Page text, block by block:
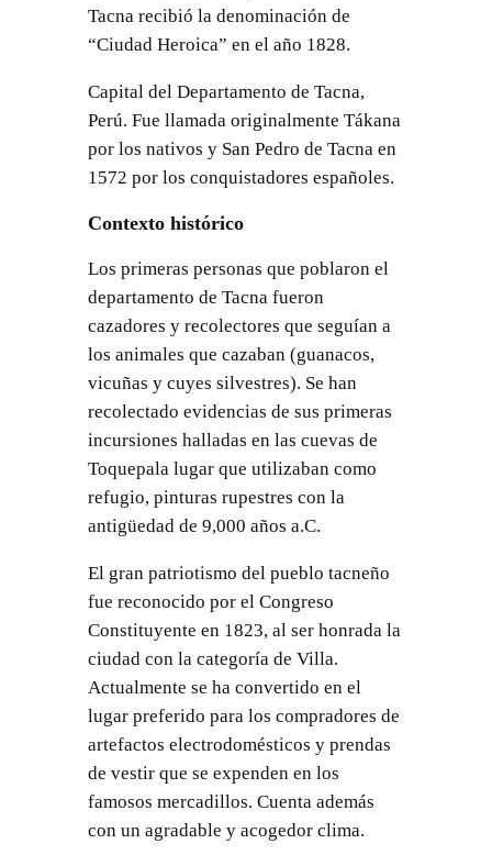
Tacna recibió la denominación de
“Ciudad Heroica” en el año 1828.
Capital del Departamento de Tacna,
Perú. Fue llamada originalmente Tákana
por los nativos y San Pedro de Tacna en
1572 por los conquistadores españoles.
Contexto histórico
Los primeras personas que poblaron el
departamento de Tacna fueron
cazadores y recolectores que seguían a
los animales que cazaban (guanacos,
vicuñas y cuyes silvestres). Se han
recolectado evidencias de sus primeras
incursiones halladas en las cuevas de
Toquepala lugar que utilizaban como
refugio, pinturas rupestres con la
antigüedad de 9,000 años a.C.
El gran patriotismo del pueblo tacneño
fue reconocido por el Congreso
Constituyente en 1823, al ser honrada la
ciudad con la categoría de Villa.
Actualmente se ha convertido en el
lugar preferido para los compradores de
artefactos electrodomésticos y prendas
de vestir que se expenden en los
famosos mercadillos. Cuenta además
con un agradable y acogedor clima.